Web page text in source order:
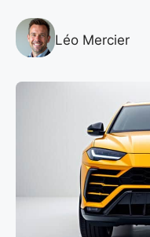
Léo Mercier